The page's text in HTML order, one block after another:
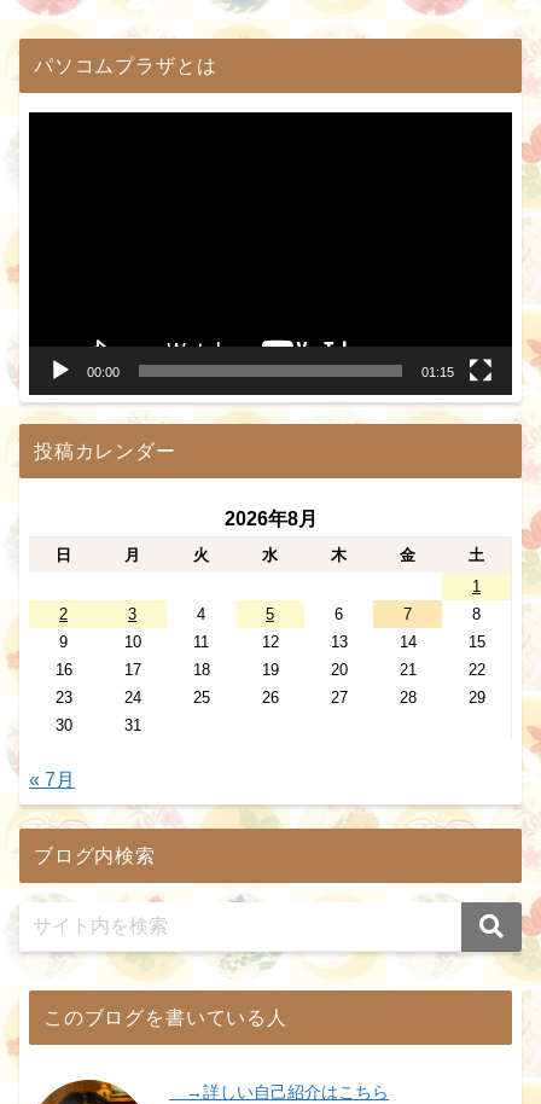
パソコムプラザとは
00:00 01:15
投稿カレンダー
2026年8月
日 月 火 水 木 金
土
1
2
3 4 5 6 7
8
9
10 11 12 13 14
15
16
17 18 19 20 21
22
23
24 25 26 27 28
29
30
31
« 7月
ブログ内検索
このブログを書いている人
→詳しい自己紹介はこちら